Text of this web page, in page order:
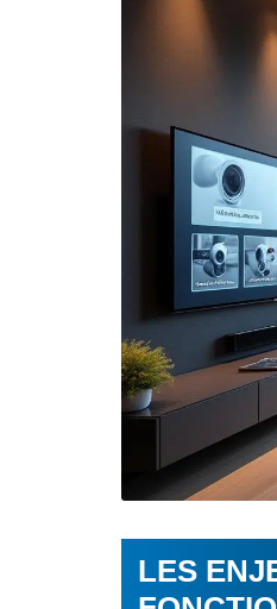
LES